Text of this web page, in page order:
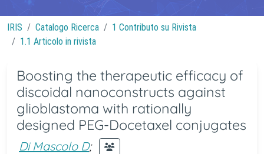
IRIS Catalogo Ricerca
1 Contributo su Rivista
1.1 Articolo in rivista
Boosting the therapeutic efficacy of
discoidal nanoconstructs against
glioblastoma with rationally
designed PEG-Docetaxel conjugates
Di Mascolo D;